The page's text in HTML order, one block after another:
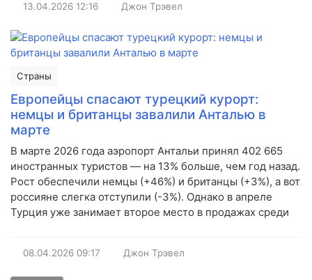
13.04.2026 12:16 Джон Трэвел
Страны
Европейцы спасают турецкий курорт:
немцы и британцы завалили Анталью в
марте
В марте 2026 года аэропорт Антальи принял 402 665
иностранных туристов — на 13% больше, чем год назад.
Рост обеспечили немцы (+46%) и британцы (+3%), а вот
россияне слегка отступили (-3%). Однако в апреле
Турция уже занимает второе место в продажах среди
08.04.2026 09:17 Джон Трэвел